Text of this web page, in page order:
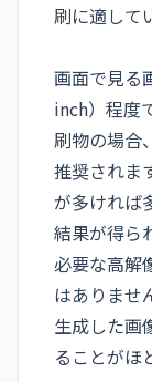
刷に適して
画面で見る
inch）程度
刷物の場合
推奨されま
が多ければ
結果が得ら
必要な高解
はありませ
生成した画
ることがほ